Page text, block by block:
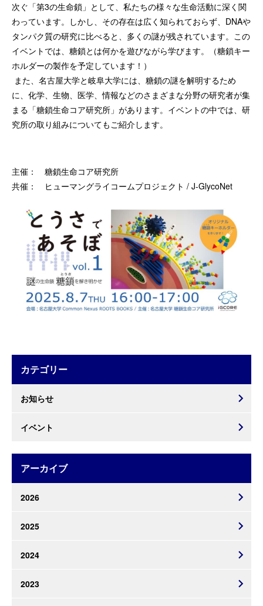
次ぐ「第3の生命鎖」として、私たちの様々な生命活動に深く関
わっています。しかし、その存在は広く知られておらず、DNAや
タンパク質の研究に比べると、多くの謎が残されています。この
イベントでは、糖鎖とは何かを遊びながら学びます。（糖鎖キー
ホルダーの製作を予定しています！）
また、名古屋大学と岐阜大学には、糖鎖の謎を解明するため
に、化学、生物、医学、情報などのさまざまな分野の研究者が集
まる「糖鎖生命コア研究所」があります。イベントの中では、研
究所の取り組みについてもご紹介します。
主催： 糖鎖生命コア研究所
共催： ヒューマングライコームプロジェクト / J-GlycoNet
カテゴリー
お知らせ
イベント
アーカイブ
2026
2025
2024
2023